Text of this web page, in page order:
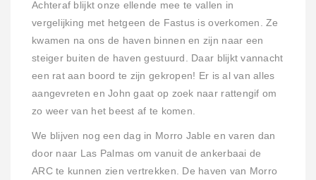
Achteraf blijkt onze ellende mee te vallen in
vergelijking met hetgeen de Fastus is overkomen. Ze
kwamen na ons de haven binnen en zijn naar een
steiger buiten de haven gestuurd. Daar blijkt vannacht
een rat aan boord te zijn gekropen! Er is al van alles
aangevreten en John gaat op zoek naar rattengif om
zo weer van het beest af te komen.
We blijven nog een dag in Morro Jable en varen dan
door naar Las Palmas om vanuit de ankerbaai de
ARC te kunnen zien vertrekken. De haven van Morro